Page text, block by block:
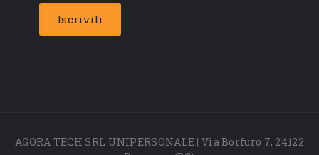
AGORA TECH SRL UNIPERSONALE | Via Borfuro 7, 24122